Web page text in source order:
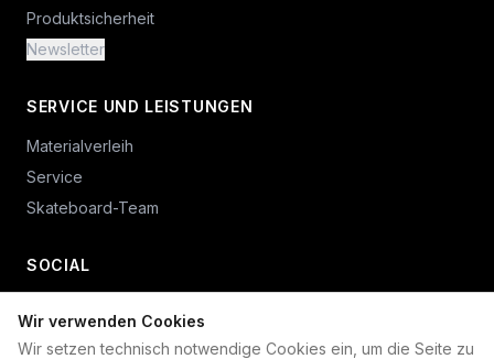
Wir verwenden Cookies
Wir setzen technisch notwendige Cookies ein, um die Seite zu
Produktsicherheit
Newsletter
SERVICE UND LEISTUNGEN
Materialverleih
Service
Skateboard-Team
SOCIAL
+49 234 687 00 38